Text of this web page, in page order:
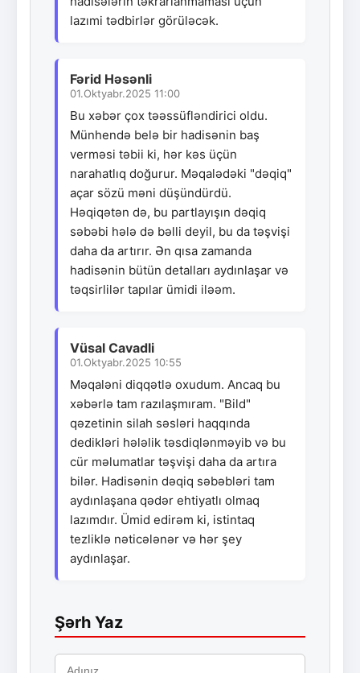
lazımi tədbirlər görüləcək.
Fərid Həsənli
01.Oktyabr.2025 11:00
Bu xəbər çox təəssüfləndirici oldu.
Münhendə belə bir hadisənin baş
verməsi təbii ki, hər kəs üçün
narahatlıq doğurur. Məqalədəki "dəqiq"
açar sözü məni düşündürdü.
Həqiqətən də, bu partlayışın dəqiq
səbəbi hələ də bəlli deyil, bu da təşvişi
daha da artırır. Ən qısa zamanda
hadisənin bütün detalları aydınlaşar və
təqsirlilər tapılar ümidi iləəm.
Vüsal Cavadli
01.Oktyabr.2025 10:55
Məqaləni diqqətlə oxudum. Ancaq bu
xəbərlə tam razılaşmıram. "Bild"
qəzetinin silah səsləri haqqında
dedikləri hələlik təsdiqlənməyib və bu
cür məlumatlar təşvişi daha da artıra
bilər. Hadisənin dəqiq səbəbləri tam
aydınlaşana qədər ehtiyatlı olmaq
lazımdır. Ümid edirəm ki, istintaq
tezliklə nəticələnər və hər şey
aydınlaşar.
Şərh Yaz